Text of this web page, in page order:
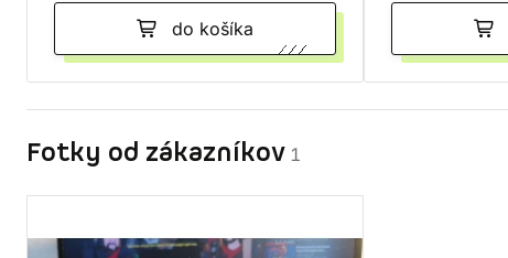
do košíka
Fotky od zákazníkov 1